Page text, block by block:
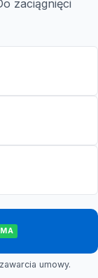
zaciągnięci
umowy.